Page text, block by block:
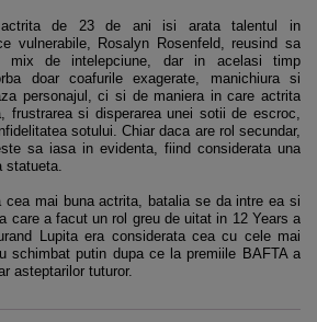
actrita de 23 de ani isi arata talentul in
vulnerabile, Rosalyn Rosenfeld, reusind sa
mix de intelepciune, dar in acelasi timp
doar coafurile exagerate, manichiura si
personajul, ci si de maniera in care actrita
frustrarea si disperarea unei sotii de escroc,
sotului. Chiar daca are rol secundar,
sa iasa in evidenta, fiind considerata una
statueta.
cea mai buna actrita, batalia se da intre ea si
care a facut un rol greu de uitat in 12 Years a
Lupita era considerata cea cu cele mai
schimbat putin dupa ce la premiile BAFTA a
asteptarilor tuturor.